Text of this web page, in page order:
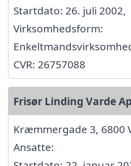
Startdato: 26. juli 2002,
Virksomhedsform:
CVR: 26757088
Frisør Linding Varde
Kræmmergade 3, 6800
Ansatte: